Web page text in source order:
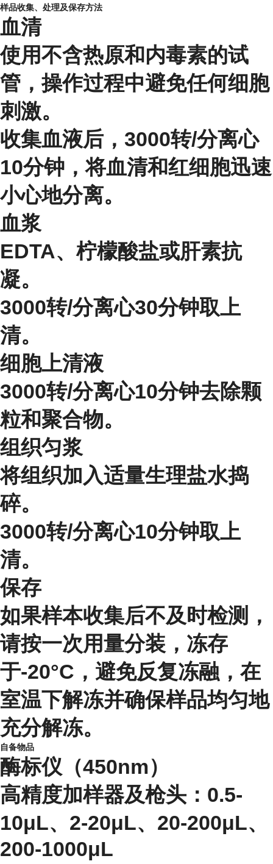
样品收集、处理及保存方法
血清
使用不含热原和内毒素的试
管，操作过程中避免任何细胞
刺激。
收集血液后，3000转/分离心
10分钟，将血清和红细胞迅速
小心地分离。
血浆
EDTA、柠檬酸盐或肝素抗
凝。
3000转/分离心30分钟取上
清。
细胞上清液
3000转/分离心10分钟去除颗
粒和聚合物。
组织匀浆
将组织加入适量生理盐水捣
碎。
3000转/分离心10分钟取上
清。
保存
如果样本收集后不及时检测，
请按一次用量分装，冻存
于-20°C，避免反复冻融，在
室温下解冻并确保样品均匀地
充分解冻。
自备物品
酶标仪（450nm）
高精度加样器及枪头：0.5-
10μL、2-20μL、20-200μL、
200-1000μL